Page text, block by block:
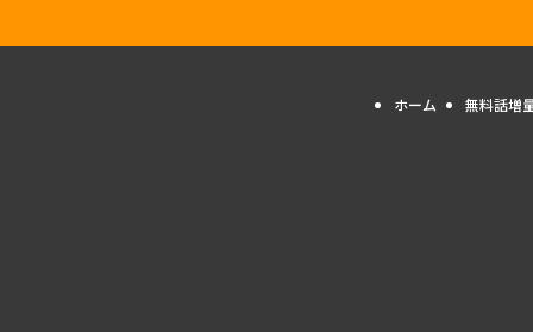
ホーム 無料話増